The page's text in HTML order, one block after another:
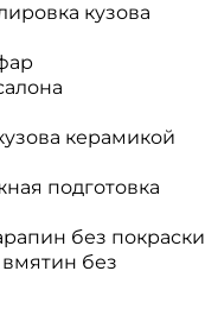
кузова
керамикой
подготовка
без покраски
без